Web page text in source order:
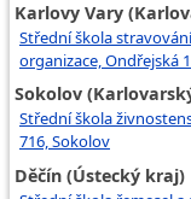
Karlovy Vary
Střední škola
organizace, Ondřejská
Sokolov
Střední škola
716, Sokolov
Děčín (Ústecký kraj)